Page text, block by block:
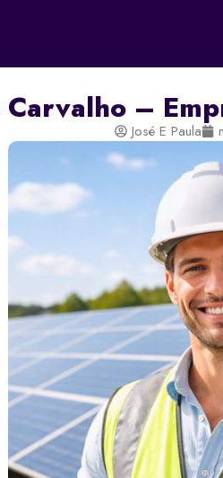
Carvalho –
José E Paula